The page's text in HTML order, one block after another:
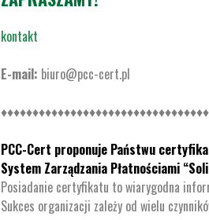
kontakt
E-mail: biuro@pcc-cert.pl
PCC-Cert proponuje Państwu
System Zarządzania Płatnościami
Posiadanie certyfikatu to wiarygodna
Sukces organizacji zależy od wielu